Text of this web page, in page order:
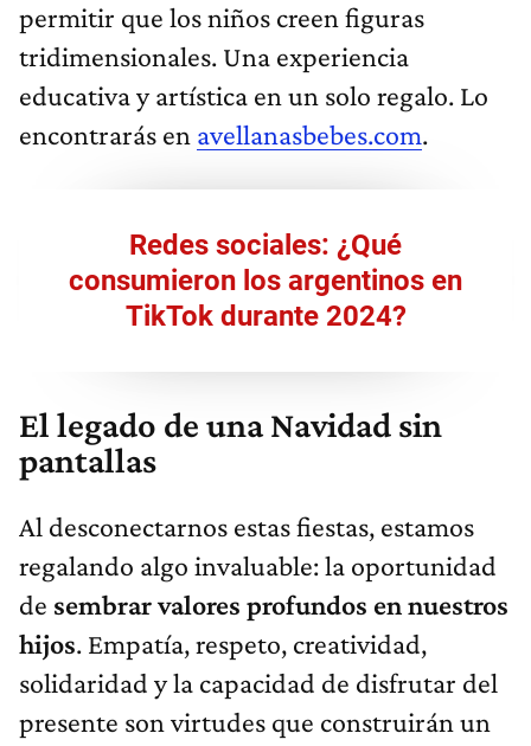
permitir que los niños creen figuras
tridimensionales. Una experiencia
educativa y artística en un solo regalo. Lo
encontrarás en avellanasbebes.com.
Redes sociales: ¿Qué
consumieron los argentinos en
TikTok durante 2024?
El legado de una Navidad sin
pantallas
Al desconectarnos estas fiestas, estamos
regalando algo invaluable: la oportunidad
de sembrar valores profundos en nuestros
hijos. Empatía, respeto, creatividad,
solidaridad y la capacidad de disfrutar del
presente son virtudes que construirán un